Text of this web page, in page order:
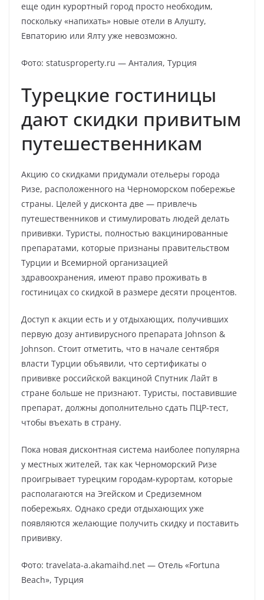
еще один курортный город просто необходим,
поскольку «напихать» новые отели в Алушту,
Евпаторию или Ялту уже невозможно.
Фото: statusproperty.ru — Анталия, Турция
Турецкие гостиницы
дают скидки привитым
путешественникам
Акцию со скидками придумали отельеры города
Ризе, расположенного на Черноморском побережье
страны. Целей у дисконта две — привлечь
путешественников и стимулировать людей делать
прививки. Туристы, полностью вакцинированные
препаратами, которые признаны правительством
Турции и Всемирной организацией
здравоохранения, имеют право проживать в
гостиницах со скидкой в размере десяти процентов.
Доступ к акции есть и у отдыхающих, получивших
первую дозу антивирусного препарата Johnson &
Johnson. Стоит отметить, что в начале сентября
власти Турции объявили, что сертификаты о
прививке российской вакциной Спутник Лайт в
стране больше не признают. Туристы, поставившие
препарат, должны дополнительно сдать ПЦР-тест,
чтобы въехать в страну.
Пока новая дисконтная система наиболее популярна
у местных жителей, так как Черноморский Ризе
проигрывает турецким городам-курортам, которые
располагаются на Эгейском и Средиземном
побережьях. Однако среди отдыхающих уже
появляются желающие получить скидку и поставить
прививку.
Фото: travelata-a.akamaihd.net — Отель «Fortuna
Beach», Турция